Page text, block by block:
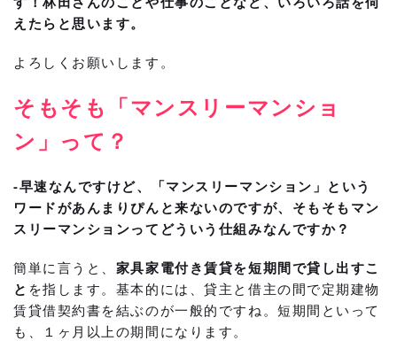
えたらと思います。
よろしくお願いします。
そもそも「マンスリーマンショ
ン」って？
-早速なんですけど、「マンスリーマンション」という
ワードがあんまりぴんと来ないのですが、そもそもマン
スリーマンションってどういう仕組みなんですか？
簡単に言うと、 家具家電付き賃貸を短期間で貸し出すこ
と を指します。基本的には、貸主と借主の間で定期建物
賃貸借契約書を結ぶのが一般的ですね。短期間といって
も、１ヶ月以上の期間になります。